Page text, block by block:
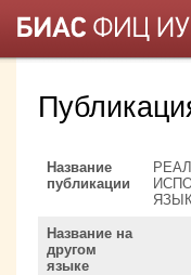
Название
публикации
Название на
другом
языке